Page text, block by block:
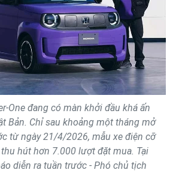
One đang có màn khởi đầu khá ấn
Bản. Chỉ sau khoảng một tháng mở
từ ngày 21/4/2026, mẫu xe điện cỡ
hút hơn 7.000 lượt đặt mua. Tại
diễn ra tuần trước - Phó chủ tịch